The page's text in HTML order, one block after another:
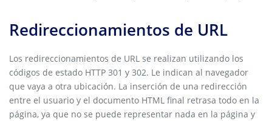
Redireccionamientos de URL
Los redireccionamientos de URL se realizan utilizando los
códigos de estado HTTP 301 y 302. Le indican al navegador
que vaya a otra ubicación. La inserción de una redirección
entre el usuario y el documento HTML final retrasa todo en la
página, ya que no se puede representar nada en la página y